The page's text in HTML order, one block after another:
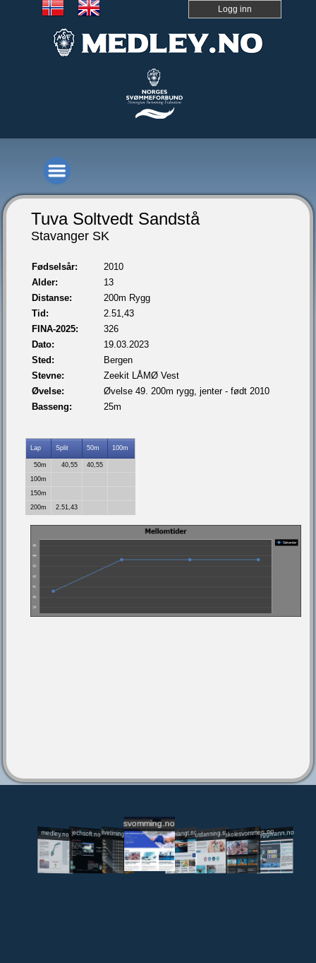
Logg inn
Tuva Soltvedt Sandstå
Stavanger SK
Fødselsår:
2010
Alder:
13
Distanse:
200m Rygg
Tid:
2.51,43
FINA-2025:
326
Dato:
19.03.2023
Sted:
Bergen
Stevne:
Zeekit LÅMØ Vest
Øvelse:
Øvelse 49. 200m rygg, jenter - født 2010
Basseng:
25m
Lap Split 50m 100m
50m 40,55
40,55
100m
150m
200m
2.51,43
medley.no jechsoft.nolivetiming.medley.no
svomming.no
svomlangt.noutdanning.svomming.no
skolesvommen.notryggivann.no